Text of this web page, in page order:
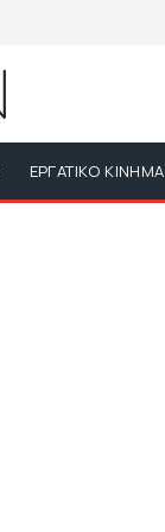
ΕΡΓΑΤΙΚΟ ΚΙΝΗΜΑ